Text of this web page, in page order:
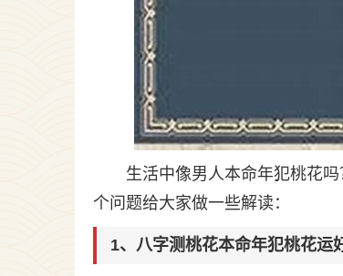
生活中像男人本命年犯桃花
个问题给大家做一些解读：
1、八字测桃花本命年犯桃花运